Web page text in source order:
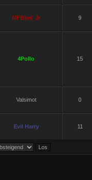
MFB|rei_Jr 9
4Pollo 15
Valsimot 0
Evil Harry 11